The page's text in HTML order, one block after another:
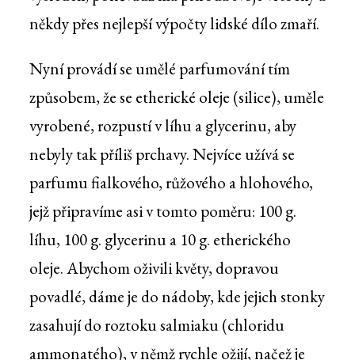
někdy přes nejlepší výpočty lidské dílo zmaří.
Nyní provádí se umělé parfumování tím
způsobem, že se etherické oleje (silice), uměle
vyrobené, rozpustí v líhu a glycerinu, aby
nebyly tak příliš prchavy. Nejvíce užívá se
parfumu fialkového, růžového a hlohového,
jejž připravíme asi v tomto poměru: 100 g.
líhu, 100 g. glycerinu a 10 g. etherického
oleje. Abychom oživili květy, dopravou
povadlé, dáme je do nádoby, kde jejich stonky
zasahují do roztoku salmiaku (chloridu
ammonatého), v němž rychle ožijí, načež je